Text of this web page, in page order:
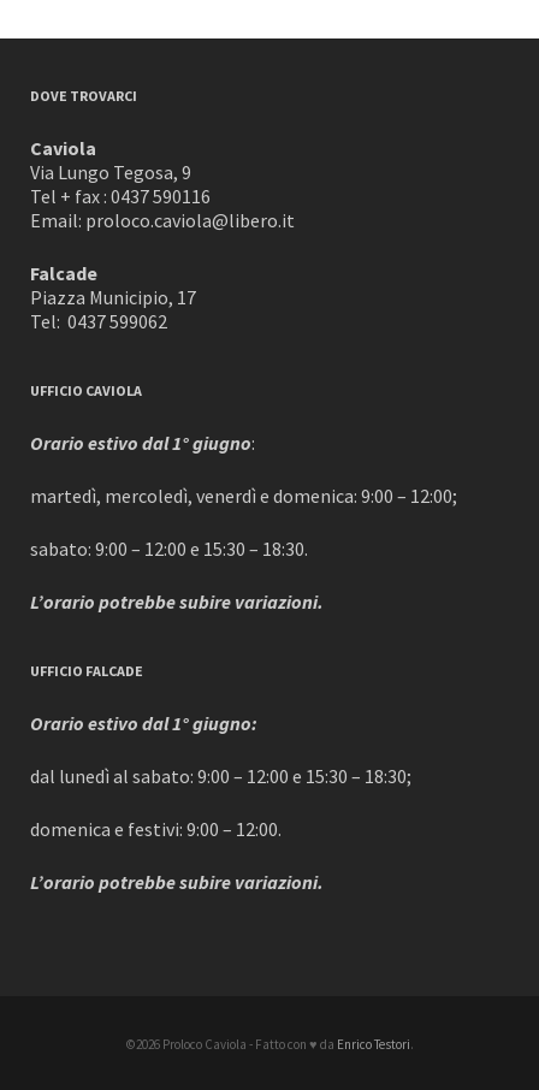
DOVE TROVARCI
Caviola
Via Lungo Tegosa, 9
Tel + fax : 0437 590116
Email: proloco.caviola@libero.it
Falcade
Piazza Municipio, 17
Tel: 0437 599062
UFFICIO CAVIOLA
Orario estivo dal 1° giugno:
martedì, mercoledì, venerdì e domenica: 9:00 – 12:00;
sabato: 9:00 – 12:00 e 15:30 – 18:30.
L’orario potrebbe subire variazioni.
UFFICIO FALCADE
Orario estivo dal 1° giugno:
dal lunedì al sabato: 9:00 – 12:00 e 15:30 – 18:30;
domenica e festivi: 9:00 – 12:00.
L’orario potrebbe subire variazioni.
©2026 Proloco Caviola - Fatto con ♥ da Enrico Testori.